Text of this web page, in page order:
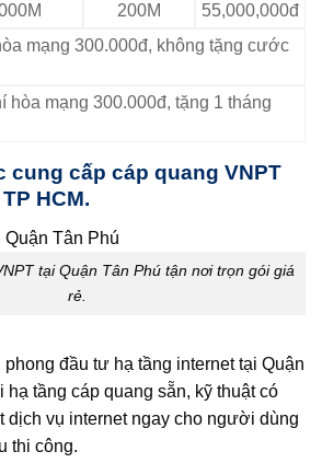
200M
55,000,000đ
mạng 300.000đ, không tặng cước
hòa mạng 300.000đ, tặng 1 tháng
cung cấp cáp quang VNPT
HCM.
tại Quận Tân Phú tận nơi trọn gói giá
rẻ.
đầu tư hạ tầng internet tại Quận
tầng cáp quang sẵn, kỹ thuật có
dịch vụ internet ngay cho người dùng
thi công.